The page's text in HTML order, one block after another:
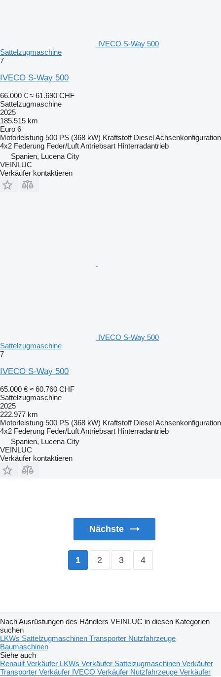
IVECO S-Way 500
Sattelzugmaschine
7
IVECO S-Way 500
66.000 € ≈ 61.690 CHF
Sattelzugmaschine
2025
185.515 km
Euro 6
Motorleistung 500 PS (368 kW) Kraftstoff DieselAchsenkonfiguration
4x2 Federung Feder/LuftAntriebsart Hinterradantrieb
Spanien, Lucena City
VEINLUC
Verkäufer kontaktieren
IVECO S-Way 500
Sattelzugmaschine
7
IVECO S-Way 500
65.000 € ≈ 60.760 CHF
Sattelzugmaschine
2025
222.977 km
Motorleistung 500 PS (368 kW) Kraftstoff DieselAchsenkonfiguration
4x2 Federung Feder/LuftAntriebsart Hinterradantrieb
Spanien, Lucena City
VEINLUC
Verkäufer kontaktieren
Nächste
1 2 3 4
Nach Ausrüstungen des Händlers VEINLUC in diesen Kategorien
suchen
LKWs Sattelzugmaschinen Transporter Nutzfahrzeuge
Baumaschinen
Siehe auch
Renault Verkäufer LKWs Verkäufer Sattelzugmaschinen Verkäufer
Transporter Verkäufer IVECO Verkäufer Nutzfahrzeuge Verkäufer